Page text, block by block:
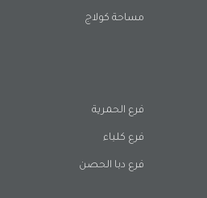
مساحة كولاج
فرع الحمرية
فرع كلباء
فرع دبا الحصن